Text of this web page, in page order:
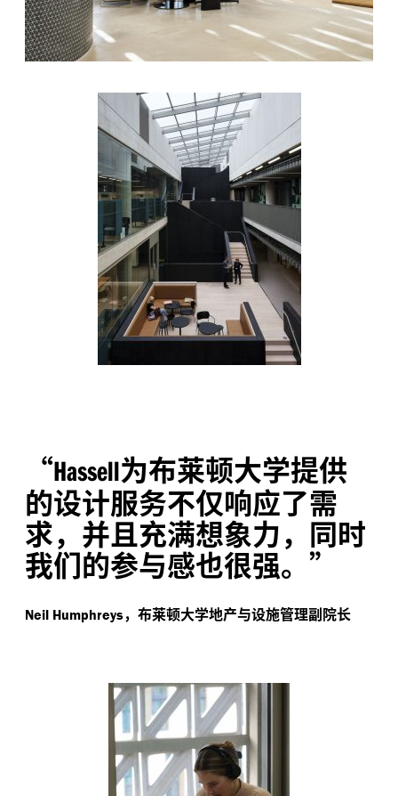
“Hassell为布莱顿大学提供
的设计服务不仅响应了需
求，并且充满想象力，同时
我们的参与感也很强。”
Neil Humphreys，布莱顿大学地产与设施管理副院长